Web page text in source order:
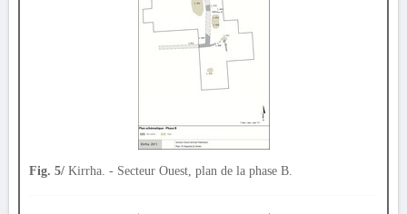
Fig. 5/ Kirrha. - Secteur Ouest, plan de la phase B.